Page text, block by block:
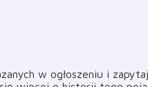
w ogłoszeniu i